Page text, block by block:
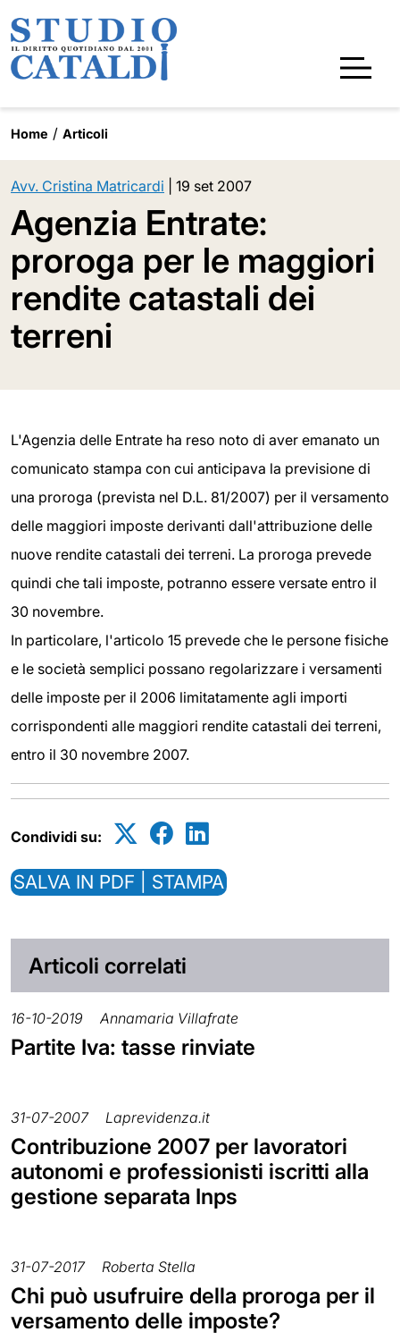
Home Articoli
Avv. Cristina Matricardi 19 set 2007
Agenzia Entrate:
proroga per le maggiori
rendite catastali dei
terreni
L'Agenzia delle Entrate ha reso noto di aver emanato un
comunicato stampa con cui anticipava la previsione di
una proroga (prevista nel D.L. 81/2007) per il versamento
delle maggiori imposte derivanti dall'attribuzione delle
nuove rendite catastali dei terreni. La proroga prevede
quindi che tali imposte, potranno essere versate entro il
30 novembre.
In particolare, l'articolo 15 prevede che le persone fisiche
e le società semplici possano regolarizzare i versamenti
delle imposte per il 2006 limitatamente agli importi
corrispondenti alle maggiori rendite catastali dei terreni,
entro il 30 novembre 2007.
Condividi su:
SALVA IN PDF | STAMPA
Articoli correlati
16-10-2019 Annamaria Villafrate
Partite Iva: tasse rinviate
31-07-2007 Laprevidenza.it
Contribuzione 2007 per lavoratori
autonomi e professionisti iscritti alla
gestione separata Inps
31-07-2017 Roberta Stella
Chi può usufruire della proroga per il
versamento delle imposte?